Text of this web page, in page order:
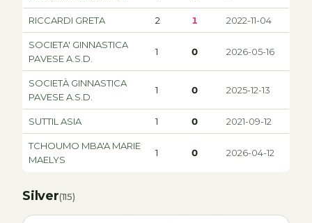
RICCARDI GRETA 2 1 2022-11-04
SOCIETA' GINNASTICA
PAVESE A.S.D.
1 0 2026-05-16
SOCIETÀ GINNASTICA
PAVESE A.S.D.
1 0 2025-12-13
SUTTIL ASIA 1 0 2021-09-12
TCHOUMO MBA'A MARIE
MAELYS
1 0 2026-04-12
Silver(115)